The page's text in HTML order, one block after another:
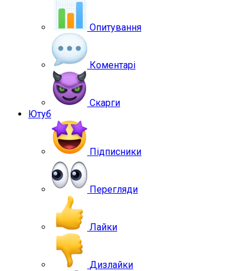
Опитування
Коментарі
Скарги
Ютуб
Підписники
Перегляди
Лайки
Дизлайки